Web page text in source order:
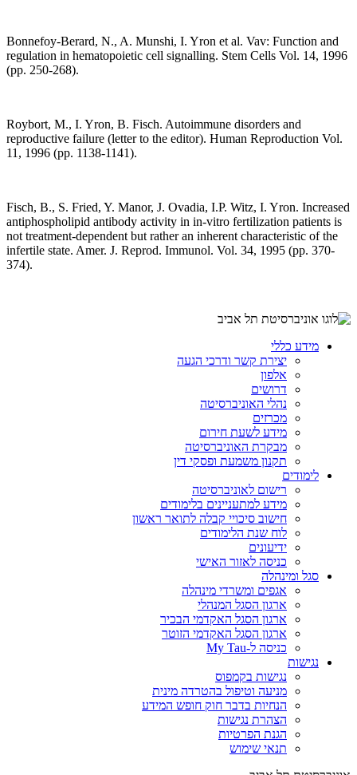
Bonnefoy-Berard, N., A. Munshi, I. Yron et al. Vav: Function and
regulation in hematopoietic cell signalling. Stem Cells Vol. 14, 1996
(pp. 250-268).
Roybort, M., I. Yron, B. Fisch. Autoimmune disorders and
reproductive failure (letter to the editor). Human Reproduction Vol.
11, 1996 (pp. 1138-1141).
Fisch, B., S. Fried, Y. Manor, J. Ovadia, I.P. Witz, I. Yron. Increased
antiphospholipid antibody activity in in-vitro fertilization patients is
not treatment-dependent but rather an inherent characteristic of the
infertile state. Amer. J. Reprod. Immunol. Vol. 34, 1995 (pp. 370-
374).
מידע כללי
יצירת קשר ודרכי הגעה
אלפון
דרושים
נהלי האוניברסיטה
מכרזים
מידע לשעת חירום
מבקרת האוניברסיטה
תקנון משמעת ופסקי דין
לימודים
רישום לאוניברסיטה
מידע למתעניינים בלימודים
חישוב סיכויי קבלה לתואר ראשון
לוח שנת הלימודים
ידיעונים
כניסה לאזור האישי
סגל ומינהלה
אגפים ומשרדי מינהלה
ארגון הסגל המנהלי
ארגון הסגל האקדמי הבכיר
ארגון הסגל האקדמי הזוטר
כניסה ל-My Tau
נגישות
נגישות בקמפוס
מניעה וטיפול בהטרדה מינית
הנחיות בדבר חוק חופש המידע
הצהרת נגישות
הגנת הפרטיות
תנאי שימוש